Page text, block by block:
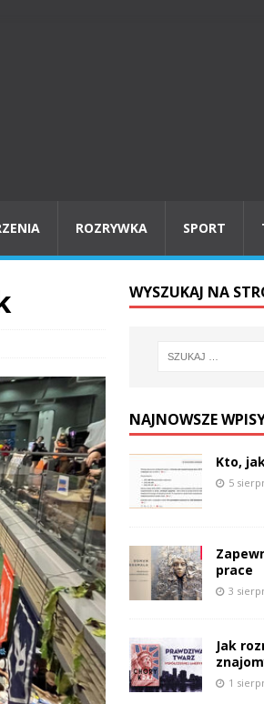
ROZRYWKA SPORT
WYSZUKAJ NA
NAJNOWSZE
Kto,
5
prace
3
Jak
1